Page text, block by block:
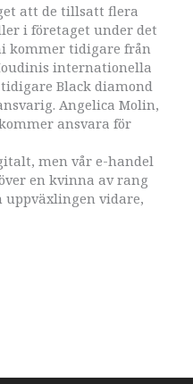
att de tillsatt flera
i företaget under det
kommer tidigare från
internationella
Black diamond
Angelica Molin,
ansvara för
men vår e-handel
en kvinna av rang
uppväxlingen vidare,